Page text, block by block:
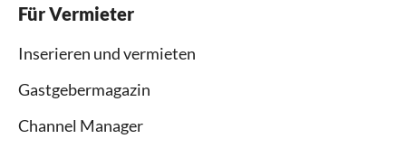
Für Vermieter
Inserieren und vermieten
Gastgebermagazin
Channel Manager